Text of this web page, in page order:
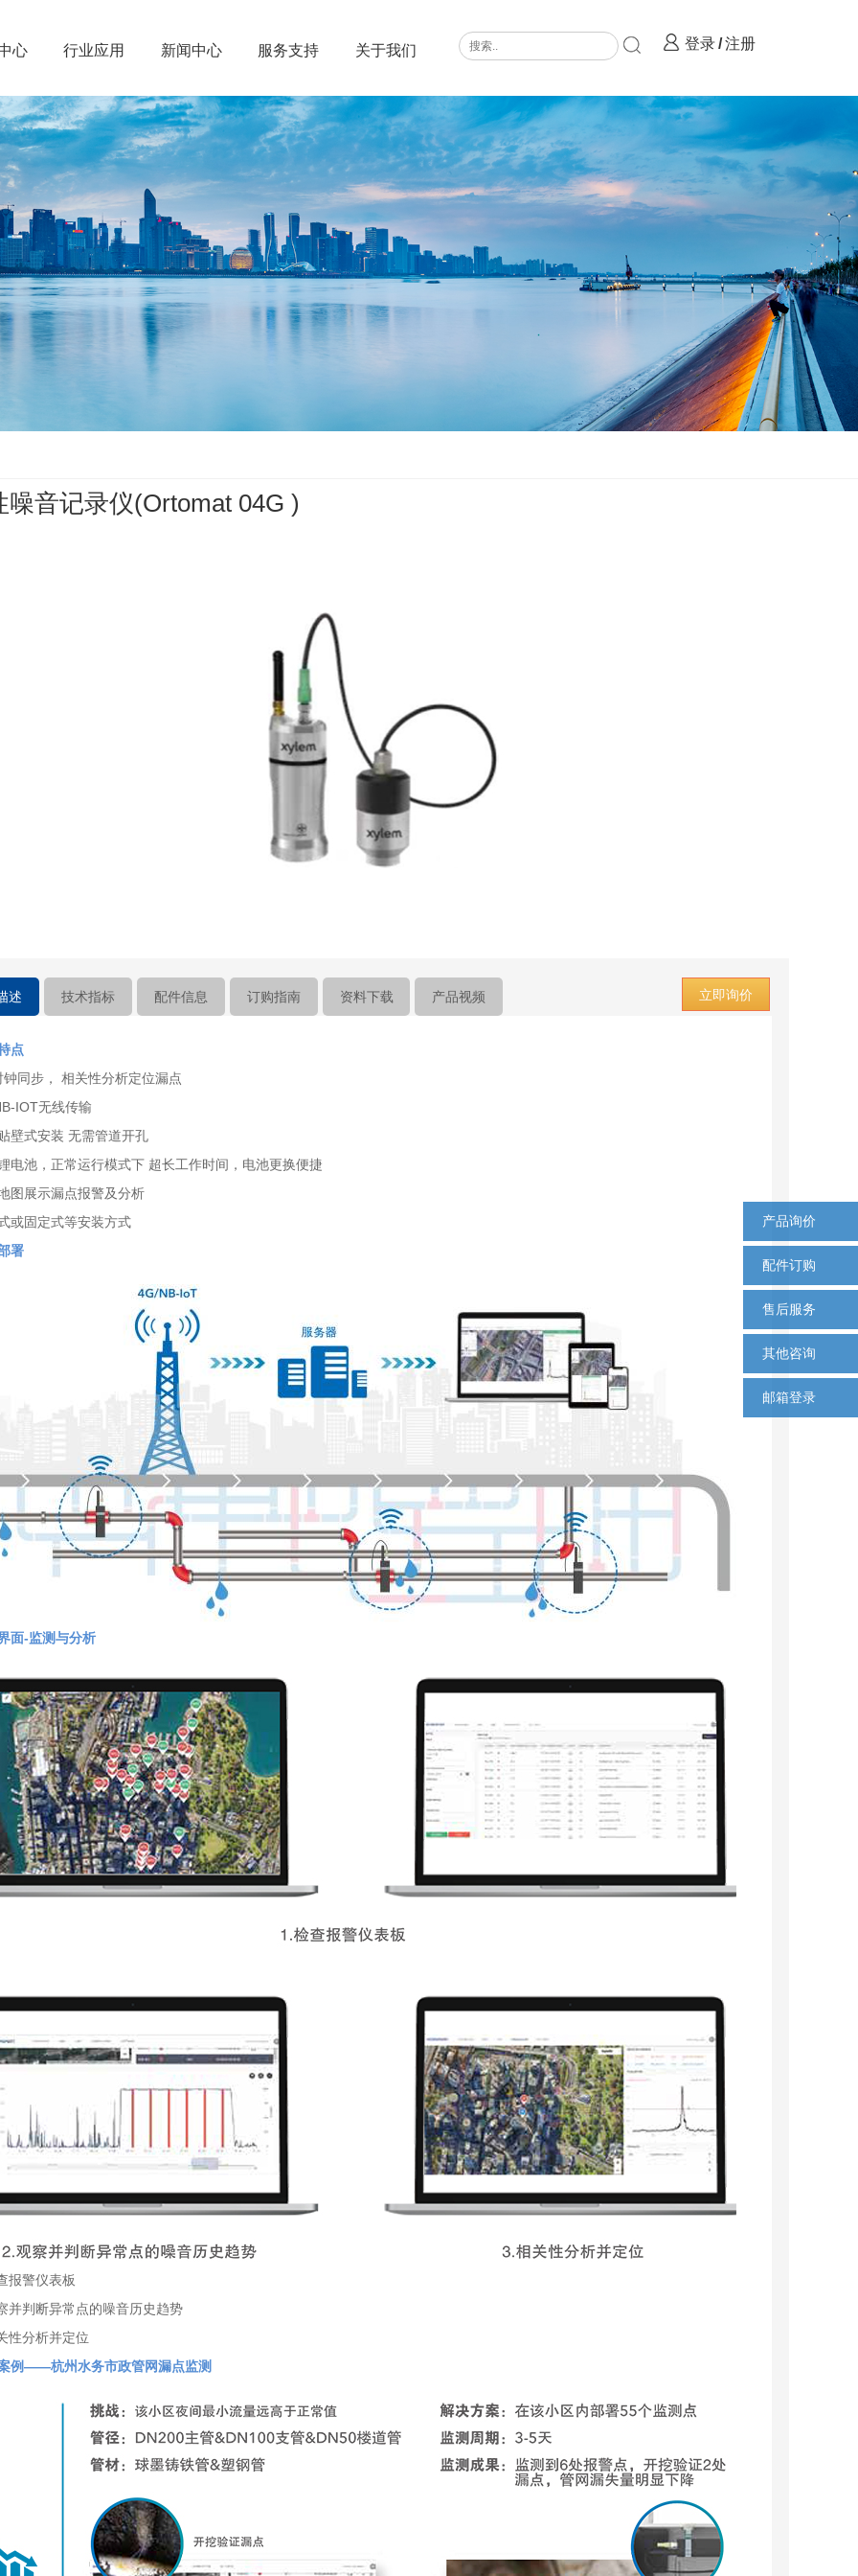
心 行业应用 新闻中心 服务支持 关于我们 登录/注册
噪音记录仪(Ortomat 04G )
述 技术指标 配件信息 订购指南 资料下载 产品视频 立即询价
点
钟同步， 相关性分析定位漏点
IOT无线传输
壁式安装 无需管道开孔
电池，正常运行模式下 超长工作时间，电池更换便捷
图展示漏点报警及分析
或固定式等安装方式
署
面-监测与分析
报警仪表板
并判断异常点的噪音历史趋势
性分析并定位
例——杭州水务市政管网漏点监测
产品询价
配件订购
售后服务
其他咨询
邮箱登录